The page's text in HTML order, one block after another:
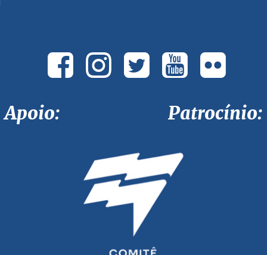
Apoio: Patrocínio: